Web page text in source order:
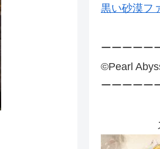
黒い砂漠フ
ーーーーー
©Pearl
ーーーーー